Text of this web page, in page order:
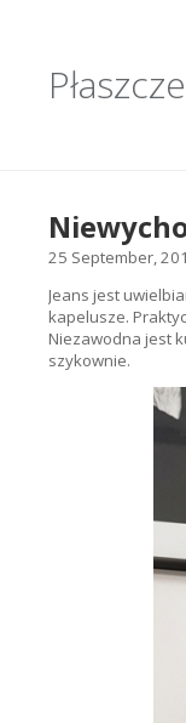
25 September,
Jeans jest
kapelusze.
Niezawodna jest
szykownie.